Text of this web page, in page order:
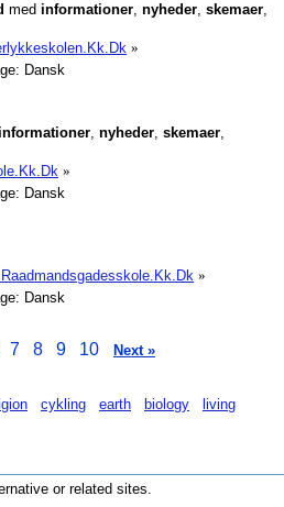
med informationer, nyheder, skemaer,
»
Dansk
, nyheder, skemaer,
»
Dansk
»
Dansk
7 8 9 10 Next »
cykling earth biology
living
or related sites.